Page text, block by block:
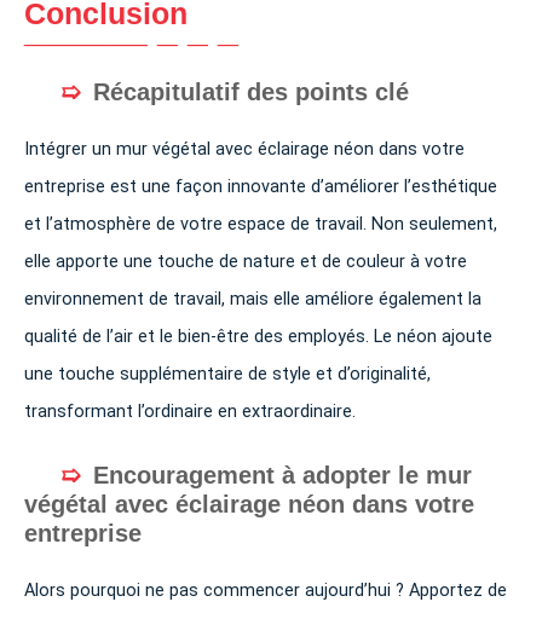
Conclusion
Récapitulatif des points clé
Intégrer un mur végétal avec éclairage néon dans votre
entreprise est une façon innovante d’améliorer l’esthétique
et l’atmosphère de votre espace de travail. Non seulement,
elle apporte une touche de nature et de couleur à votre
environnement de travail, mais elle améliore également la
qualité de l’air et le bien-être des employés. Le néon ajoute
une touche supplémentaire de style et d’originalité,
transformant l’ordinaire en extraordinaire.
Encouragement à adopter le mur
végétal avec éclairage néon dans votre
entreprise
Alors pourquoi ne pas commencer aujourd’hui ? Apportez de